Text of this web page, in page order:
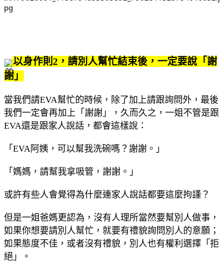
以身作則2，請別人幫忙結束後，一定要說「謝
謝」
當我們請EVA幫忙的時候，除了加上請跟詢問外，最後
我們一定會再加上「謝謝」，久而久之，一姐不管是跟
EVA還是跟家人說話，都會這樣說：
「EVA阿姨，可以幫我洗碗嗎？謝謝。」
「媽媽，請幫我拿吸管，謝謝。」
或許有些人會覺得為什麼連家人說話都要這麼拘謹？
但是一姐爸媽更認為，沒有人理所當然要幫別人做事，
如果你想要請別人幫忙，就要有禮貌詢問別人的意願；
如果態度不佳，或者沒有禮貌，別人也有權利選擇「拒
絕」。